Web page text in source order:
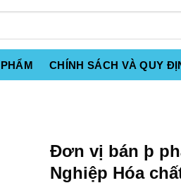
CHÍNH SÁCH VÀ QUY
Đơn vị bán þ
Nghiệp Hóa